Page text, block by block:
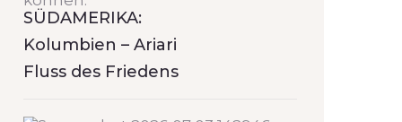
SÜDAMERIKA:
Kolumbien – Ariari
Fluss des Friedens